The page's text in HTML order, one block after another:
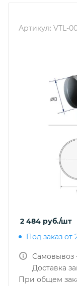
Артикул: VTL-
2 484 руб./шт
Под заказ от
Самовывоз
Доставка
При общем